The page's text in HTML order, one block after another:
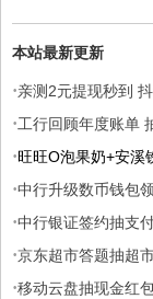
本站最新更新
·亲测2元提现秒到
·工行回顾年度账单
·旺旺O泡果奶+安溪
·中行升级数币钱包
·中行银证签约抽支
·京东超市答题抽超
·移动云盘抽现金红